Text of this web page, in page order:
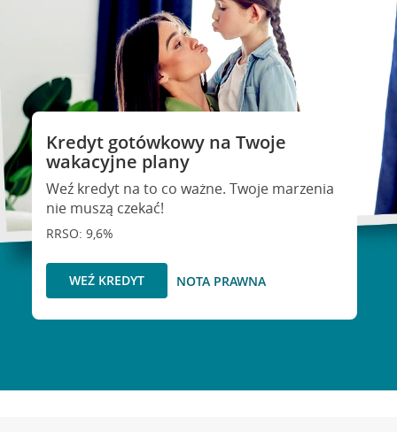
Kredyt gotówkowy na Twoje
wakacyjne plany
Weź kredyt na to co ważne. Twoje marzenia
nie muszą czekać!
RRSO: 9,6%
WEŹ KREDYT NOTA PRAWNA